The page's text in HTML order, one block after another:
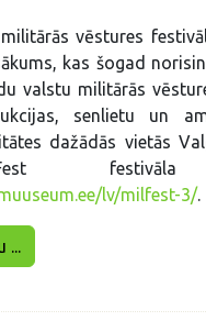
vēstures
kas šogad
valstu militārās
senlietu un
dažādās vietās
festivāla
lv/milfest-3/.